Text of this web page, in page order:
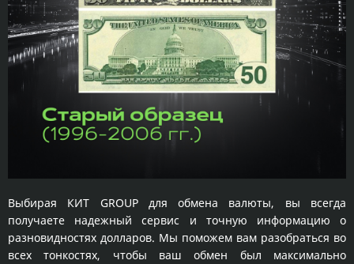
Выбирая КИТ GROUP для обмена валюты, вы всегда
получаете надежный сервис и точную информацию о
разновидностях долларов. Мы поможем вам разобраться во
всех тонкостях, чтобы ваш обмен был максимально